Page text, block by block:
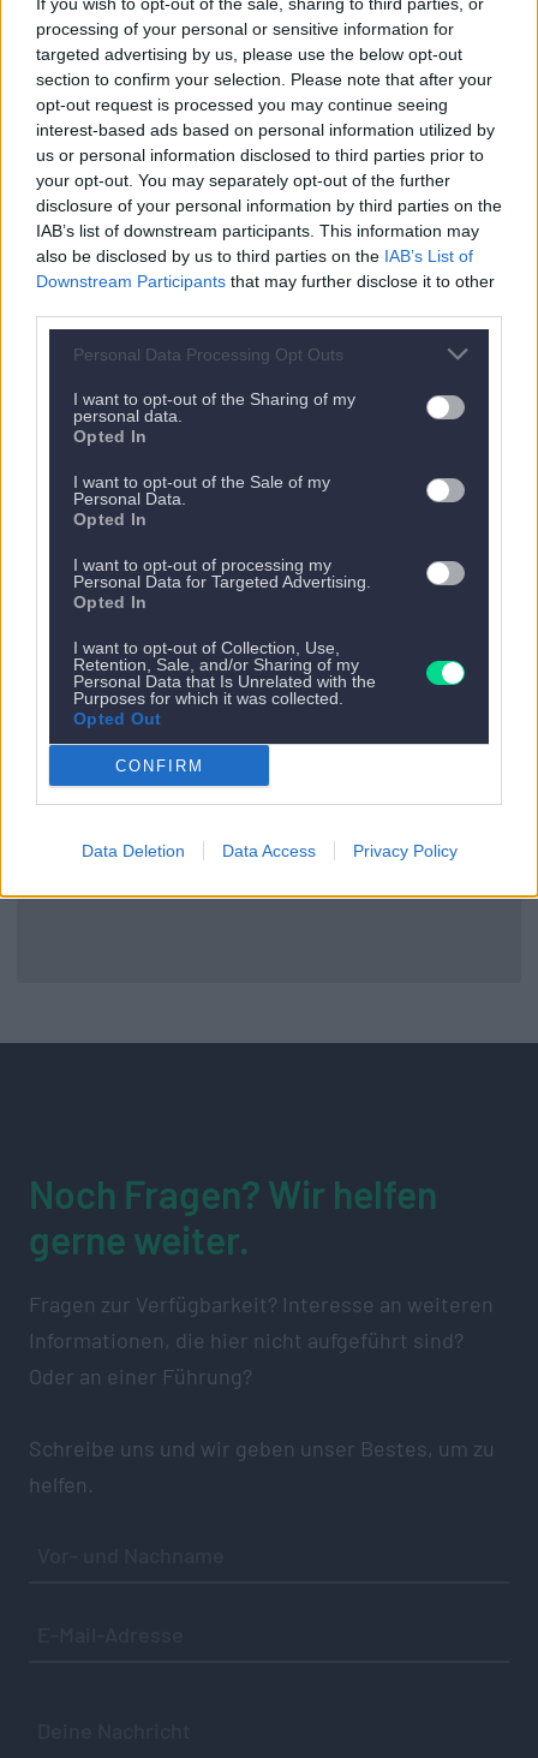
processing of your personal or sensitive information for
targeted advertising by us, please use the below opt-out
section to confirm your selection. Please note that after your
opt-out request is processed you may continue seeing
interest-based ads based on personal information utilized by
us or personal information disclosed to third parties prior to
your opt-out. You may separately opt-out of the further
disclosure of your personal information by third parties on the
IAB’s list of downstream participants. This information may
also be disclosed by us to third parties on the IAB’s List of
Downstream Participants that may further disclose it to other
Personal Data Processing Opt Outs
I want to opt-out of the Sharing of my
personal data.
Opted In
I want to opt-out of the Sale of my
Personal Data.
Opted In
I want to opt-out of processing my
Personal Data for Targeted Advertising.
Opted In
I want to opt-out of Collection, Use,
Retention, Sale, and/or Sharing of my
Personal Data that Is Unrelated with the
Purposes for which it was collected.
Opted Out
CONFIRM
Data Deletion Data Access Privacy Policy
Nächstes Appartement
Es gibt kein nächstes Appartement.
Zurück zu allen Apartments
Noch Fragen? Wir helfen
gerne weiter.
Fragen zur Verfügbarkeit? Interesse an weiteren
Informationen, die hier nicht aufgeführt sind?
Oder an einer Führung?
Schreibe uns und wir geben unser Bestes, um zu
helfen.